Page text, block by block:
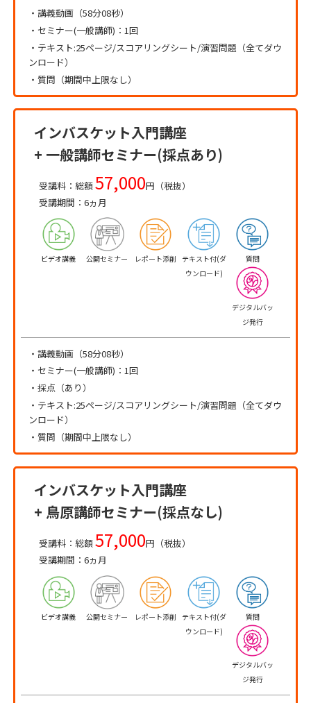
・講義動画（58分08秒）
・セミナー(一般講師)：1回
・テキスト:25ページ/スコアリングシート/演習問題（全てダウ
ンロード）
・質問（期間中上限なし）
インバスケット入門講座
+ 一般講師セミナー(採点あり)
受講料：総額57,000円（税抜）
受講期間：6ヵ月
ビデオ講義 公開セミナー レポート添削
テキスト付(ダ
ウンロード)
質問
デジタルバッ
ジ発行
・講義動画（58分08秒）
・セミナー(一般講師)：1回
・採点（あり）
・テキスト:25ページ/スコアリングシート/演習問題（全てダウ
ンロード）
・質問（期間中上限なし）
インバスケット入門講座
+ 鳥原講師セミナー(採点なし)
受講料：総額57,000円（税抜）
受講期間：6ヵ月
ビデオ講義 公開セミナー レポート添削
テキスト付(ダ
ウンロード)
質問
デジタルバッ
ジ発行